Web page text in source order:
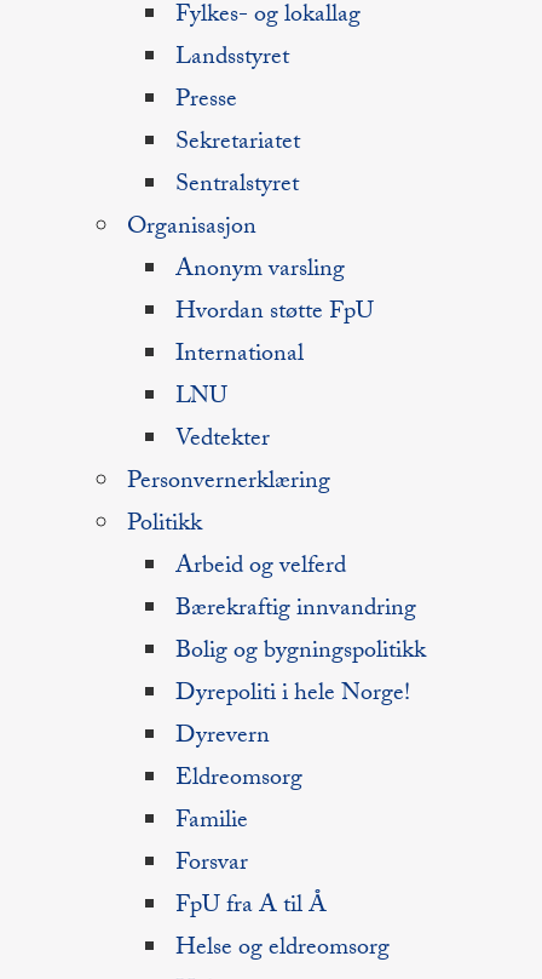
Fylkes- og lokallag
Landsstyret
Presse
Sekretariatet
Sentralstyret
Organisasjon
Anonym varsling
Hvordan støtte FpU
International
LNU
Vedtekter
Personvernerklæring
Politikk
Arbeid og velferd
Bærekraftig innvandring
Bolig og bygningspolitikk
Dyrepoliti i hele Norge!
Dyrevern
Eldreomsorg
Familie
Forsvar
FpU fra A til Å
Helse og eldreomsorg